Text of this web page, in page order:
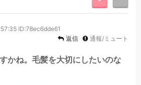
ID:78ec6dde61
返信
通報/ミュート
かね。毛髪を大切にしたいのな